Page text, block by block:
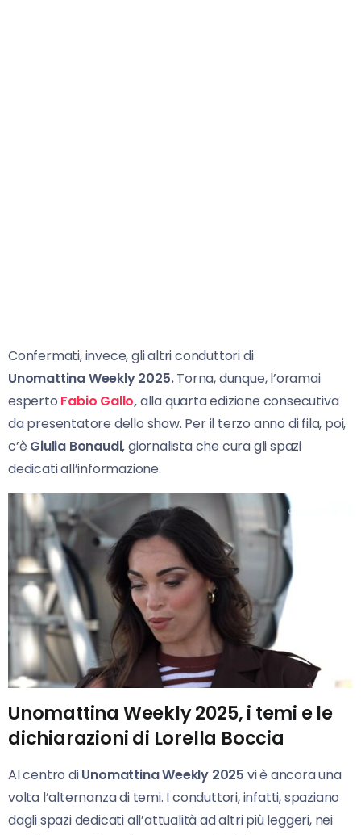
Confermati, invece, gli altri conduttori di
UnomattinaWeekly 2025.Torna, dunque, l’oramai
esperto Fabio Gallo,alla quarta edizione consecutiva
da presentatore dello show. Per il terzo anno di fila, poi,
c’è Giulia Bonaudi,giornalista che cura gli spazi
dedicati all’informazione.
Unomattina Weekly 2025, i temi e le
dichiarazioni di Lorella Boccia
Al centro diUnomattina Weekly 2025 vi è ancora una
volta l’alternanza di temi. I conduttori, infatti, spaziano
dagli spazi dedicati all’attualità ad altri più leggeri, nei